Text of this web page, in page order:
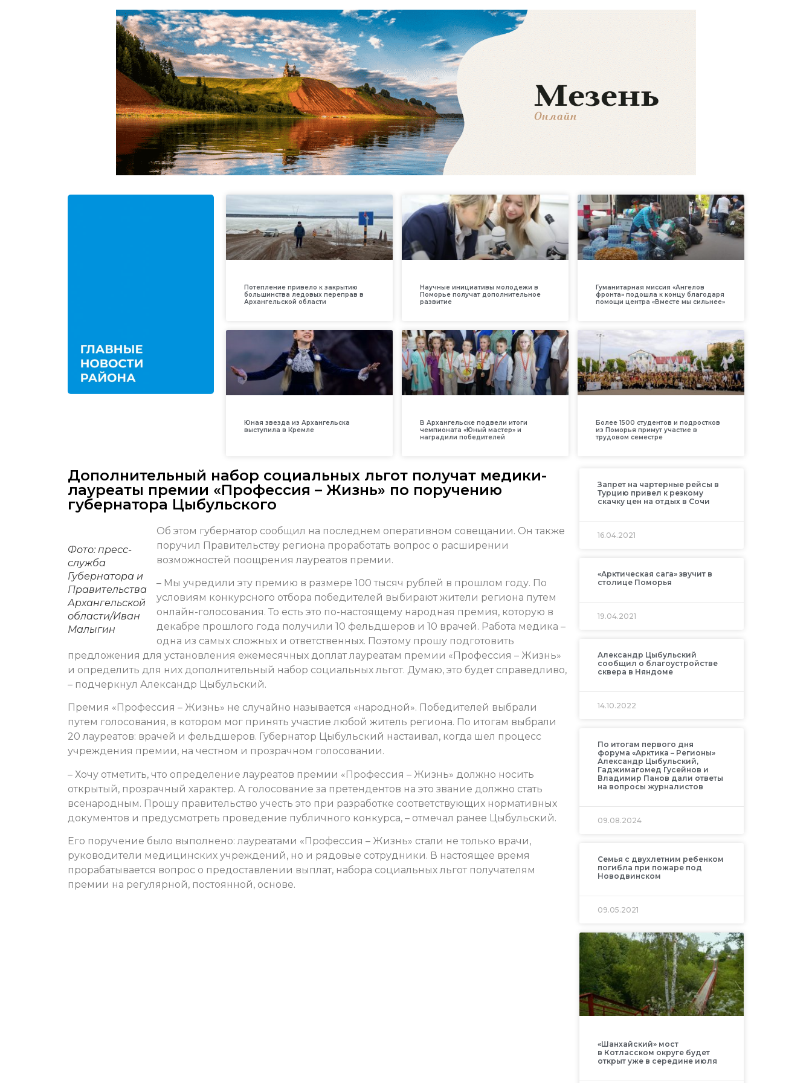
Потепление привело к закрытию
большинства ледовых переправ в
Архангельской области
Научные инициативы молодежи в
Поморье получат дополнительное
развитие
Гуманитарная миссия «Ангелов
фронта» подошла к концу благодаря
помощи центра «Вместе мы сильнее»
Юная звезда из Архангельска
выступила в Кремле
В Архангельске подвели итоги
чемпионата «Юный мастер» и
наградили победителей
Более 1500 студентов и подростков
из Поморья примут участие в
трудовом семестре
Дополнительный набор социальных льгот получат медики-
лауреаты премии «Профессия – Жизнь» по поручению
губернатора Цыбульского
Фото: пресс-
служба
Губернатора и
Правительства
Архангельской
области/Иван
Малыгин
Об этом губернатор сообщил на последнем оперативном совещании. Он также
поручил Правительству региона проработать вопрос о расширении
возможностей поощрения лауреатов премии.
– Мы учредили эту премию в размере 100 тысяч рублей в прошлом году. По
условиям конкурсного отбора победителей выбирают жители региона путем
онлайн-голосования. То есть это по-настоящему народная премия, которую в
декабре прошлого года получили 10 фельдшеров и 10 врачей. Работа медика –
одна из самых сложных и ответственных. Поэтому прошу подготовить
предложения для установления ежемесячных доплат лауреатам премии «Профессия – Жизнь»
и определить для них дополнительный набор социальных льгот. Думаю, это будет справедливо,
– подчеркнул Александр Цыбульский.
Премия «Профессия – Жизнь» не случайно называется «народной». Победителей выбрали
путем голосования, в котором мог принять участие любой житель региона. По итогам выбрали
20 лауреатов: врачей и фельдшеров. Губернатор Цыбульский настаивал, когда шел процесс
учреждения премии, на честном и прозрачном голосовании.
– Хочу отметить, что определение лауреатов премии «Профессия – Жизнь» должно носить
открытый, прозрачный характер. А голосование за претендентов на это звание должно стать
всенародным. Прошу правительство учесть это при разработке соответствующих нормативных
документов и предусмотреть проведение публичного конкурса, – отмечал ранее Цыбульский.
Его поручение было выполнено: лауреатами «Профессия – Жизнь» стали не только врачи,
руководители медицинских учреждений, но и рядовые сотрудники. В настоящее время
прорабатывается вопрос о предоставлении выплат, набора социальных льгот получателям
премии на регулярной, постоянной, основе.
Запрет на чартерные рейсы в
Турцию привел к резкому
скачку цен на отдых в Сочи
16.04.2021
«Арктическая сага» звучит в
столице Поморья
19.04.2021
Александр Цыбульский
сообщил о благоустройстве
сквера в Няндоме
14.10.2022
По итогам первого дня
форума «Арктика – Регионы»
Александр Цыбульский,
Гаджимагомед Гусейнов и
Владимир Панов дали ответы
на вопросы журналистов
09.08.2024
Семья с двухлетним ребенком
погибла при пожаре под
Новодвинском
09.05.2021
«Шанхайский» мост
в Котласском округе будет
открыт уже в середине июля